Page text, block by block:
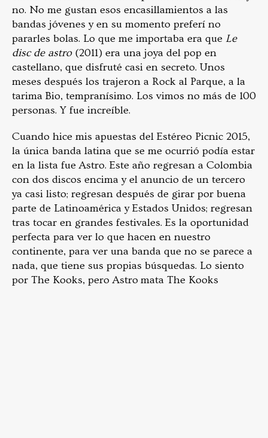
no. No me gustan esos encasillamientos a las
bandas jóvenes y en su momento preferí no
pararles bolas. Lo que me importaba era que Le
disc de astro(2011) era una joya del pop en
castellano, que disfruté casi en secreto. Unos
meses después los trajeron a Rock al Parque, a la
tarima Bio, tempranísimo. Los vimos no más de 100
personas. Y fue increíble.
Cuando hice mis apuestas del Estéreo Picnic 2015,
la única banda latina que se me ocurrió podía estar
en la lista fue Astro. Este año regresan a Colombia
con dos discos encima y el anuncio de un tercero
ya casi listo; regresan después de girar por buena
parte de Latinoamérica y Estados Unidos; regresan
tras tocar en grandes festivales. Es la oportunidad
perfecta para ver lo que hacen en nuestro
continente, para ver una banda que no se parece a
nada, que tiene sus propias búsquedas. Lo siento
por The Kooks, pero Astro mata The Kooks